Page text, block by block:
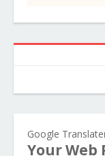
Google
Your Web